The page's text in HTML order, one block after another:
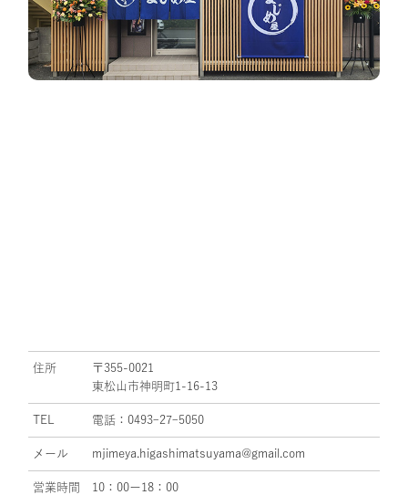
住所
〒355-0021
東松山市神明町1-16-13
TEL 電話：0493ｰ27ｰ5050
メール mjimeya.higashimatsuyama@gmail.com
営業時間 10：00ー18：00